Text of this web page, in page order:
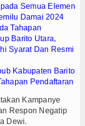
Semua Elemen
Damai 2024
Tahapan
Barito Utara,
Syarat Dan Resmi
Kabupaten Barito
Pendaftaran
Kampanye
Respon Negatip
Dewi.